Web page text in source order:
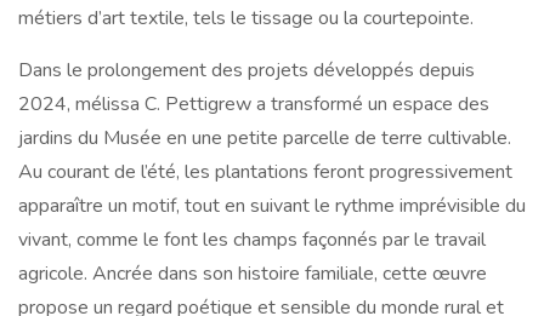
métiers d’art textile, tels le tissage ou la courtepointe.
Dans le prolongement des projets développés depuis
2024, mélissa C. Pettigrew a transformé un espace des
jardins du Musée en une petite parcelle de terre cultivable.
Au courant de l’été, les plantations feront progressivement
apparaître un motif, tout en suivant le rythme imprévisible du
vivant, comme le font les champs façonnés par le travail
agricole. Ancrée dans son histoire familiale, cette œuvre
propose un regard poétique et sensible du monde rural et